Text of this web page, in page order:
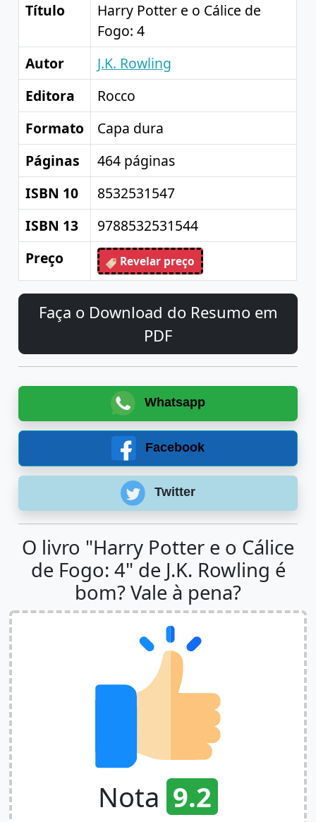
Título
Harry Potter e o Cálice de
Fogo: 4
Autor
J.K. Rowling
Editora
Rocco
Formato
Capa dura
Páginas
464 páginas
ISBN 10
8532531547
ISBN 13
9788532531544
Preço
Revelar preço
Faça o Download do Resumo em
PDF
Whatsapp
Facebook
Twitter
O livro "Harry Potter e o Cálice
de Fogo: 4" de J.K. Rowling é
bom? Vale à pena?
Nota 9.2